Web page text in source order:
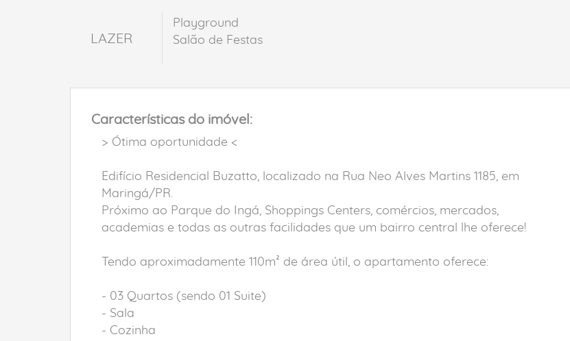
LAZER
Playground
Salão de Festas
Características do imóvel:
> Ótima oportunidade <
Edifício Residencial Buzatto, localizado na Rua Neo Alves Martins 1185, em
Maringá/PR.
Próximo ao Parque do Ingá, Shoppings Centers, comércios, mercados,
academias e todas as outras facilidades que um bairro central lhe oferece!
Tendo aproximadamente 110m² de área útil, o apartamento oferece:
- 03 Quartos (sendo 01 Suite)
- Sala
- Cozinha